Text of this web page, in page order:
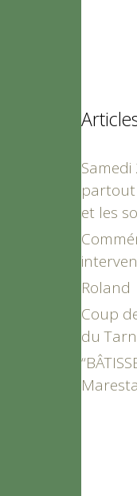
partout
et les
Roland
Coup
du Tarn